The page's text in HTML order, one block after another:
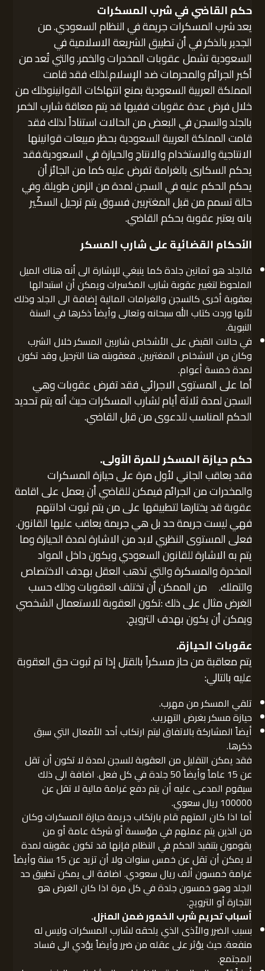
حكم القاضي في شرب المسكرات
يعد شرب المسكرات جريمة في النظام السعودي. من
الجدير بالذكر في أن تطبيق الشريعة الاسلامية في
السعودية تشمل عقوبات المخدرات والخمر. والتي تُعد من
أكبر الجرائم والمحرمات ضد الإسلام.لذلك فقد قامت
المملكة العربية السعودية بمنع انتهاكات القوانينوذلك من
خلال فرض عدة عقوبات ففيها قد يتم معاقة شارب الخمر
بالجلد والسجن في البعض من الحالات استناداً لذلك فقد
قامت المملكة العربية السعودية بحظر مبيعات قوانينها
الانتاجية والاستخدام والانتاج والحيازة في السعودية.فقد
يحكم السكارى بالغرامة تفرض عليه كما من الجائز أن
يحكم الحكم عليه في السجن لمدة من الزمن طويلة. وفي
حالة تسمم من قبل المغتربين فسوق يتم ترحيل السكّير
بانه يعتبر عقوبة بحكم القاضي.
الأحكام القضائية على شارب المسكر
فالجلد هو ثمانين جلدة كما ينبغي للإشارة الى أنه هناك الميل
الملحوظ لتغيير عقوبة شارب المكسرات ويمكن أن استبدالها
بعقوبة أخرى كالسجن والغرامات المالية إضافة الى الجلد وذلك
لأنها وردت كتاب الله سبحانه وتعالى وأيضاً ذكرها في السنة
النبوية.
في حالات القبض على الأشخاص شاربين المسكر خلال الشرب
وكان من الاشخاص المغتربين. فعقوبته هنا الترحيل وقد تكون
لمدة خمسة أعوام.
أما على المستوى الاجرائي فقد تفرض عقوبات وهي
السجن لمدة ثلاثة أيام لشارب المسكرات حيث أنه يتم تحديد
الحكم المناسب للدعوى من قبل القاضي.
حكم حيازة المسكر للمرة الأولى.
فقد يعاقب الجاني لأول مرة على حيازة المسكرات
والمخدرات من الجرائم فيمكن للقاضي أن يعمل على اقامة
عقوبة قد يختارها لتطبيقها على من يتم ثبوت ادانتهم
فهي ليست جريمة حد بل هي جريمة يعاقب عليها القانون.
فعلى المستوى النظري لابد من الاشارة لمدة الحيازة وما
يتم به الاشارة للقانون السعودي ويكون داخل المواد
المخدرة والمسكرة والتي تذهب العقل بهدف الاختصاص
والتملك. من الممكن أن تختلف العقوبات وذلك حسب
الغرض مثال على ذلك :تكون العقوبة للاستعمال الشخصي
ويمكن أن يكون بهدف الترويج.
عقوبات الحيازة.
يتم معاقبة من حاز مسكراً بالقتل إذا تم ثبوت حق العقوبة
عليه بالتالي:
تلقي المسكر من مهرب.
حيازة مسكر بغرض التهريب.
أيضاً المشاركة بالاتفاق ليتم ارتكاب أحد الأفعال التي سبق
ذكرها.
فقد يمكن التقليل من العقوبة للسجن لمدة لا تكون أن تقل
عن 15 عاماً وأيضاً 50 جلدة في كل فعل. اضافة الى ذلك
سيقوم المدعى عليه أن يتم دفع غرامة مالية لا تقل عن
100000 ريال سعوي.
أما اذا كان المتهم قام بارتكاب جريمة حيازة المسكرات وكان
من الذين يتم عملهم في مؤسسة أو شركة عامة أو من
يقومون بتنفيذ الحكم في النظام فإنها قد تكون عقوبته لمدة
لا يمكن أن تقل عن خمس سنوات ولا أن تزيد عن 15 سنة وأيضاً
غرامة خمسون ألف ريال سعودي. اضافة الى يمكن تطبيق حد
الجلد وهو خمسون جلدة في كل مرة اذا كان الغرض هو
التجارة أو الترويج.
أسباب تحريم شرب الخمور ضمن المنزل.
بسبب الضرر والأذى الذي يلحقه لشارب المسكرات وليس له
منفعة. حيث يؤثر على عقله من ضرر وأيضاً يؤدي الى فساد
المجتمع.